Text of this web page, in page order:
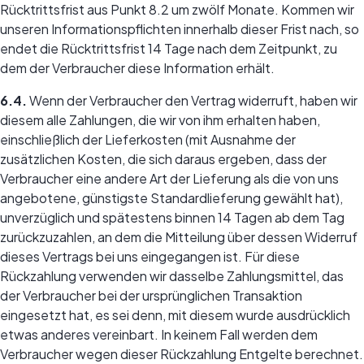
Rücktrittsfrist aus Punkt 8.2 um zwölf Monate. Kommen wir
unseren Informationspflichten innerhalb dieser Frist nach, so
endet die Rücktrittsfrist 14 Tage nach dem Zeitpunkt, zu
dem der Verbraucher diese Information erhält.
6.4.Wenn der Verbraucher den Vertrag widerruft, haben wir
diesem alle Zahlungen, die wir von ihm erhalten haben,
einschließlich der Lieferkosten (mit Ausnahme der
zusätzlichen Kosten, die sich daraus ergeben, dass der
Verbraucher eine andere Art der Lieferung als die von uns
angebotene, günstigste Standardlieferung gewählt hat),
unverzüglich und spätestens binnen 14 Tagen ab dem Tag
zurückzuzahlen, an dem die Mitteilung über dessen Widerruf
dieses Vertrags bei uns eingegangen ist. Für diese
Rückzahlung verwenden wir dasselbe Zahlungsmittel, das
der Verbraucher bei der ursprünglichen Transaktion
eingesetzt hat, es sei denn, mit diesem wurde ausdrücklich
etwas anderes vereinbart. In keinem Fall werden dem
Verbraucher wegen dieser Rückzahlung Entgelte berechnet.